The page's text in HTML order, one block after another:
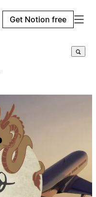
Get Notion free